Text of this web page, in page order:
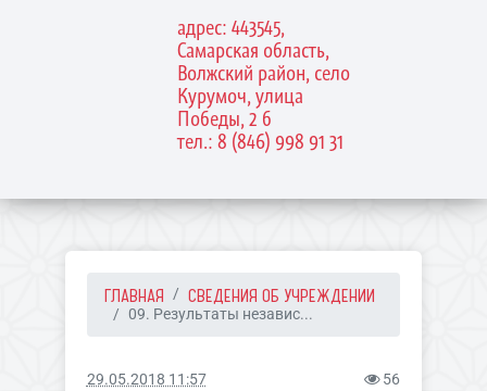
адрес: 443545,
Самарская область,
Волжский район, село
Курумоч, улица
Победы, 2 б
тел.: 8 (846) 998 91 31
ГЛАВНАЯ СВЕДЕНИЯ ОБ УЧРЕЖДЕНИИ
09. Результаты независ...
29.05.2018 11:57 56